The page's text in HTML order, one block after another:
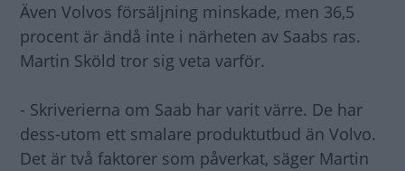
Även Volvos försäljning minskade, men 36,5
procent är ändå inte i närheten av Saabs ras.
Martin Sköld tror sig veta varför.
- Skriverierna om Saab har varit värre. De har
dess-utom ett smalare produktutbud än Volvo.
Det är två faktorer som påverkat, säger Martin